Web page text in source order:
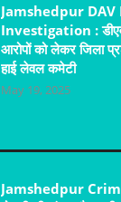
Jamshedpur
Investigation :
आरोपों को लेकर जिला
हाई लेवल कमेटी
May 19, 2025
Jamshedpur